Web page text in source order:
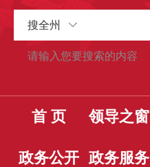
搜全州
首 页 领导之窗
政务公开 政务服务